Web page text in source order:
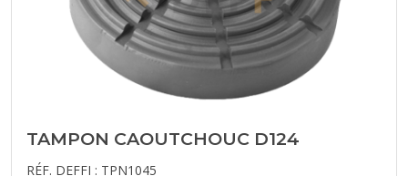
TAMPON CAOUTCHOUC D124
RÉF. DEFFI : TPN1045